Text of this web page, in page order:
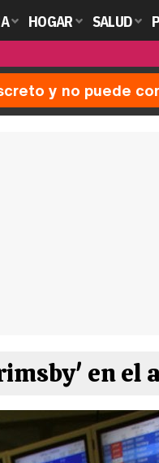
HOGAR SALUD
y no puede
en el